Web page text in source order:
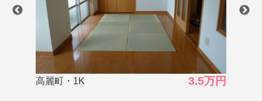
荒田・1K 2.8万円